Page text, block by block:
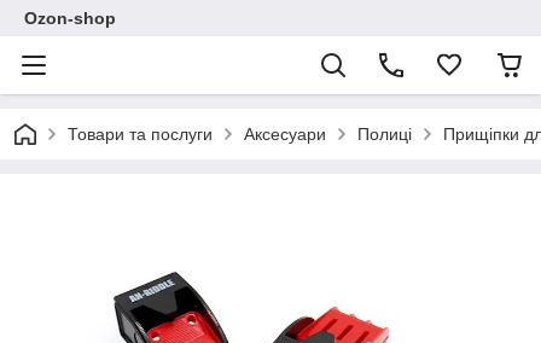
Ozon-shop
Товари та послуги Аксесуари Полиці Прищіпки